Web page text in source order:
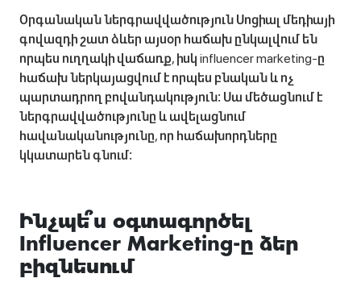
Օրգանական ներգրավվածություն Սոցիալ մեդիայի
գովազդի շատ ձևեր այսօր հաճախ ընկալվում են
որպես ուղղակի վաճառք, իսկ influencer marketing-ը
հաճախ ներկայացվում է որպես բնական և ոչ
պարտադրող բովանդակություն։ Սա մեծացնում է
ներգրավվածությունը և ավելացնում
հավանականությունը, որ հաճախորդները
կկատարեն գնում։
Ինչպե՞ս օգտագործել
Influencer Marketing-ը ձեր
բիզնեսում